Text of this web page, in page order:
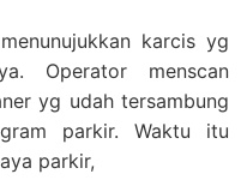
karcis yg
Operator menscan
yg udah tersambung
parkir. Waktu itu
parkir,